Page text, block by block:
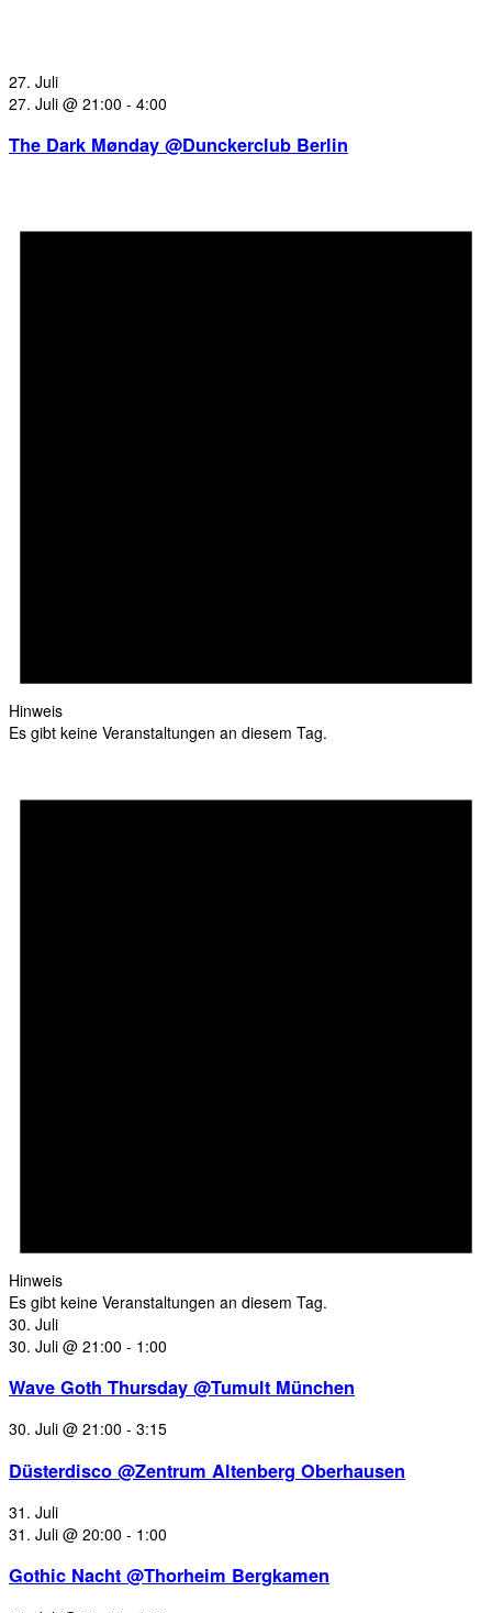
27. Juli
27. Juli @ 21:00 - 4:00
The Dark Mønday @Dunckerclub Berlin
Hinweis
Es gibt keine Veranstaltungen an diesem Tag.
Hinweis
Es gibt keine Veranstaltungen an diesem Tag.
30. Juli
30. Juli @ 21:00 - 1:00
Wave Goth Thursday @Tumult München
30. Juli @ 21:00 - 3:15
Düsterdisco @Zentrum Altenberg Oberhausen
31. Juli
31. Juli @ 20:00 - 1:00
Gothic Nacht @Thorheim Bergkamen